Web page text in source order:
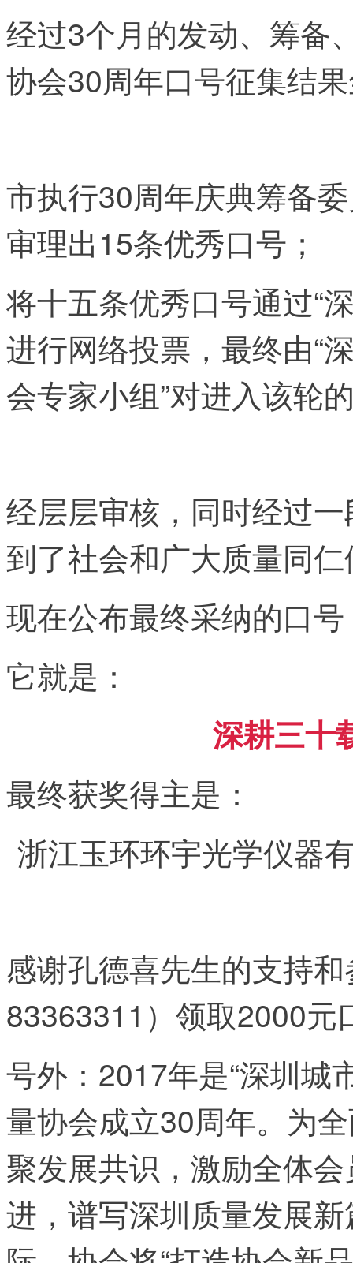
经过3个月的发动、筹备
协会30周年口号征集结
市执行30周年庆典筹备
审理出15条优秀口号；
将十五条优秀口号通过“
进行网络投票，最终由“
会专家小组”对进入该轮
经层层审核，同时经过
到了社会和广大质量同
现在公布最终采纳的口
它就是：
深耕三十
最终获奖得主是：
浙江玉环环宇光学仪器
感谢孔德喜先生的支持
83363311）领取2000元
号外：2017年是“深圳城
量协会成立30周年。为
聚发展共识，激励全体
进，谱写深圳质量发展